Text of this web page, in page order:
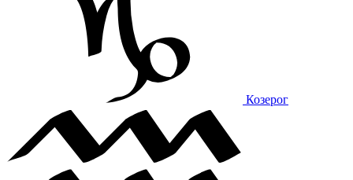
Козерог